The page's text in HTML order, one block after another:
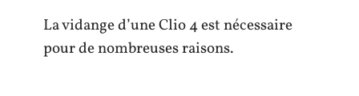
La vidange d’une Clio 4 est nécessaire
pour de nombreuses raisons.